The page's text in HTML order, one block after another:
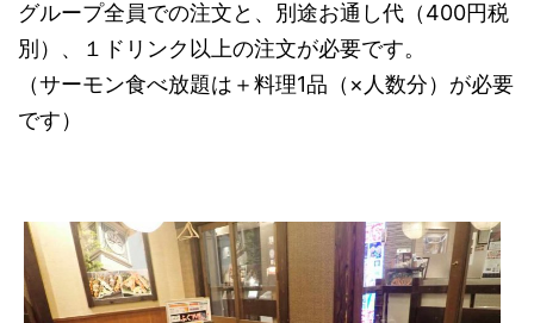
グループ全員での注文と、別途お通し代（400円税
別）、１ドリンク以上の注文が必要です。
（サーモン食べ放題は＋料理1品（×人数分）が必要
です）